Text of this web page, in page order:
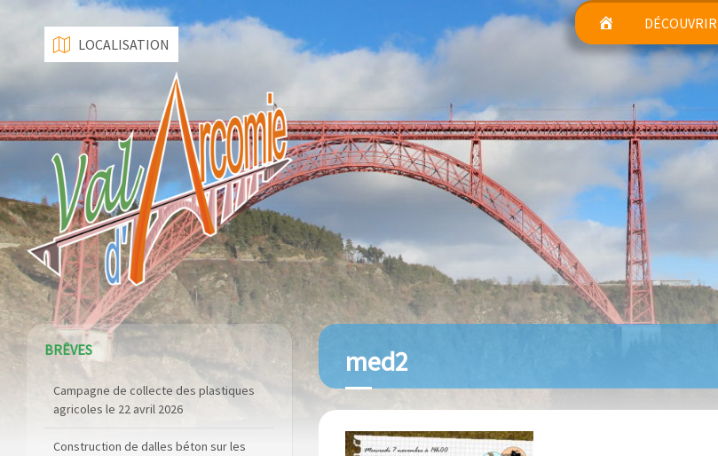
DÉCOUVRIR
LOCALISATION
med2
BRÊVES
Campagne de collecte des plastiques
agricoles le 22 avril 2026
Construction de dalles béton sur les
points de collecte des déchets